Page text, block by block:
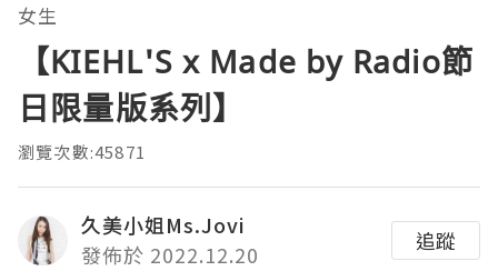
女生
【KIEHL'S x Made by Radio節
日限量版系列】
瀏覽次數:45871
久美小姐Ms.Jovi
發佈於 2022.12.20
追蹤